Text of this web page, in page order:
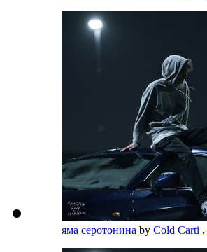
яма серотонина by Cold Carti ,